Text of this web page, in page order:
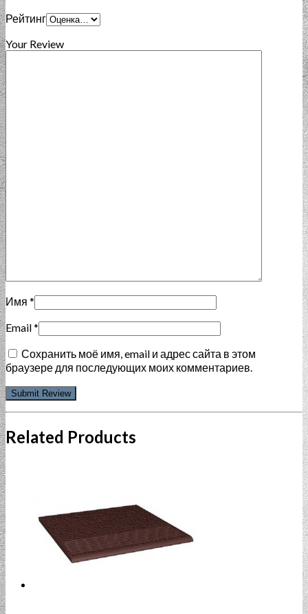
Рейтинг
Your Review
Имя *
Email*
Сохранить моё имя, email и адрес сайта в этом
браузере для последующих моих комментариев.
Related Products